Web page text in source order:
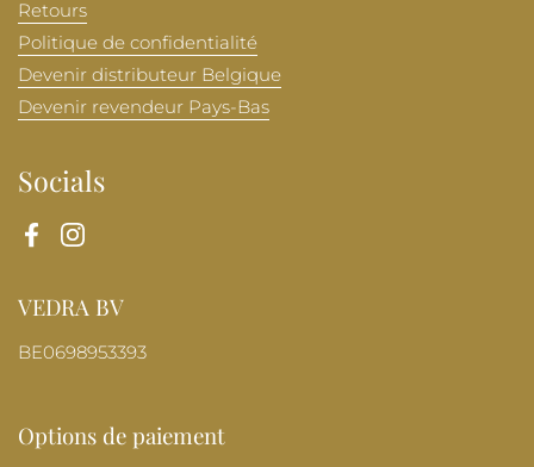
Retours
Politique de confidentialité
Devenir distributeur Belgique
Devenir revendeur Pays-Bas
Socials
FacebookInstagram
VEDRA BV
BE0698953393
Options de paiement